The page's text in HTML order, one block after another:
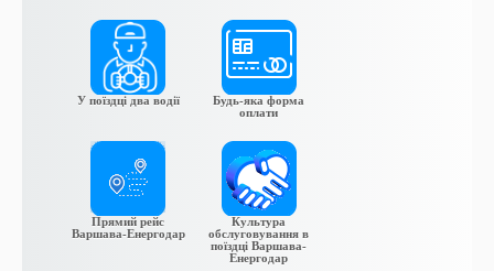
У поїздці два водії
Будь-яка форма
оплати
Прямий рейс
Варшава-Енергодар
Культура
обслуговування в
поїздці Варшава-
Енергодар